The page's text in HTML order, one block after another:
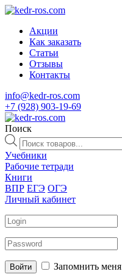
Акции
Как заказать
Статьи
Отзывы
Контакты
info@kedr-ros.com
+7 (928) 903-19-69
Поиск
Поиск
товаров
Учебники
Рабочие тетради
Книги
ВПР ЕГЭ ОГЭ
Личный кабинет
Войти Запомнить меня